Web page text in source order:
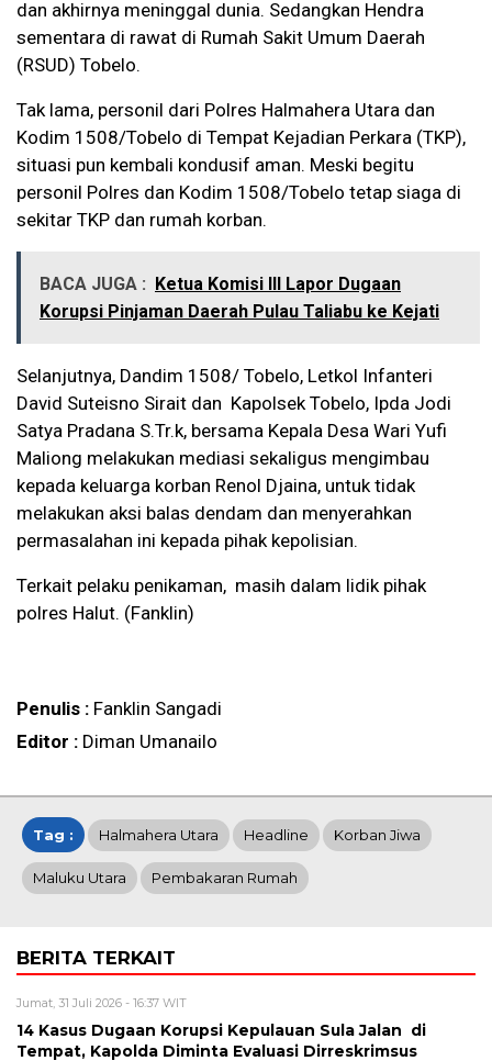
dan akhirnya meninggal dunia. Sedangkan Hendra
sementara di rawat di Rumah Sakit Umum Daerah
(RSUD) Tobelo.
Tak lama, personil dari Polres Halmahera Utara dan
Kodim 1508/Tobelo di Tempat Kejadian Perkara (TKP),
situasi pun kembali kondusif aman. Meski begitu
personil Polres dan Kodim 1508/Tobelo tetap siaga di
sekitar TKP dan rumah korban.
BACA JUGA : Ketua Komisi III Lapor Dugaan
Korupsi Pinjaman Daerah Pulau Taliabu ke Kejati
Selanjutnya, Dandim 1508/ Tobelo, Letkol Infanteri
David Suteisno Sirait dan Kapolsek Tobelo, Ipda Jodi
Satya Pradana S.Tr.k, bersama Kepala Desa Wari Yufi
Maliong melakukan mediasi sekaligus mengimbau
kepada keluarga korban Renol Djaina, untuk tidak
melakukan aksi balas dendam dan menyerahkan
permasalahan ini kepada pihak kepolisian.
Terkait pelaku penikaman, masih dalam lidik pihak
polres Halut. (Fanklin)
Penulis : Fanklin Sangadi
Editor : Diman Umanailo
Tag : Halmahera Utara Headline Korban Jiwa
Maluku Utara Pembakaran Rumah
BERITA TERKAIT
Jumat, 31 Juli 2026 - 16:37 WIT
14 Kasus Dugaan Korupsi Kepulauan Sula Jalan di
Tempat, Kapolda Diminta Evaluasi Dirreskrimsus